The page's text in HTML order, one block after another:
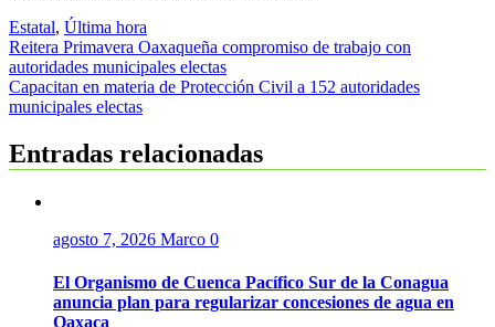
Estatal, Última hora
Navegación
de
entradas
Reitera Primavera Oaxaqueña compromiso de trabajo con
autoridades municipales electas
Capacitan en materia de Protección Civil a 152 autoridades
municipales electas
Entradas relacionadas
agosto 7, 2026 Marco 0
El Organismo de Cuenca Pacífico Sur de la Conagua
anuncia plan para regularizar concesiones de agua en
Oaxaca